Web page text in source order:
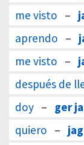
me visto –
aprendo –
me visto –
después de
doy – ger
quiero –